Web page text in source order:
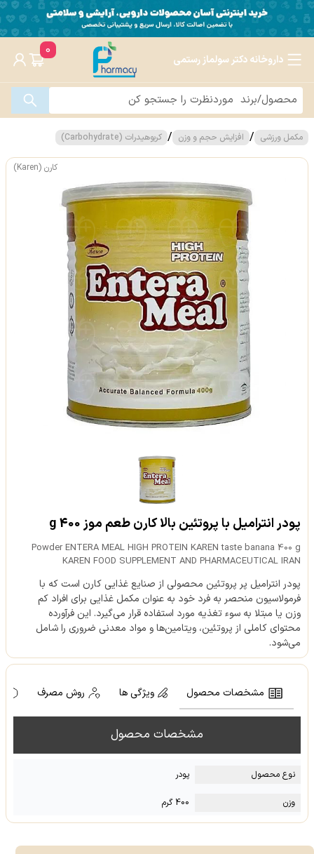
داروخانه دکتر سولماز رستمی
0
مکمل ورزشی / افزایش حجم و وزن / کربوهیدرات (Carbohydrate)
کارن (Karen)
پودر انترامیل با پروتئین بالا کارن طعم موز 400 g
Powder ENTERA MEAL HIGH PROTEIN KAREN taste banana 400 g
KAREN FOOD SUPPLEMENT AND PHARMACEUTICAL IRAN
پودر انترامیل پر پروتئین محصولی از صنایع غذایی کارن است که با
فرمولاسیون منحصر به فرد خود به عنوان مکمل غذایی برای افراد کم
وزن یا مبتلا به سوء تغذیه مورد استفاده قرار می‌گیرد. این فرآورده
محتوای کاملی از پروتئین، ویتامین‌ها و مواد معدنی ضروری را شامل
می‌شود.
مشخصات محصول ویژگی ها روش مصرف
مشخصات محصول
نوع محصول پودر
وزن 400 گرم